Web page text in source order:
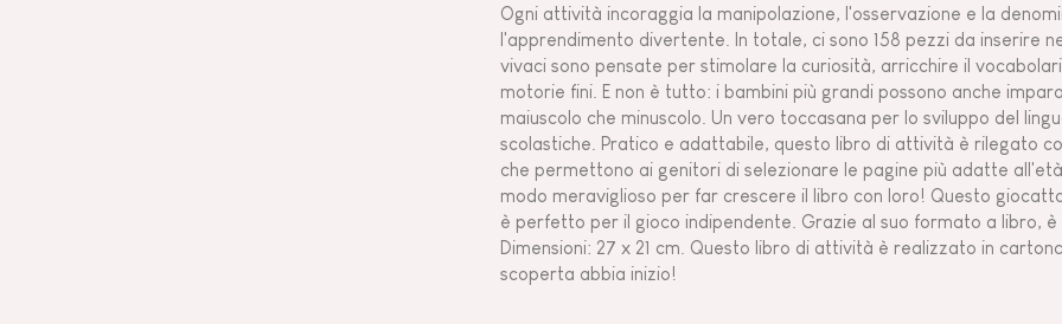
Ogni attività incoraggia la manipolazione, l'osservazione e la
l'apprendimento divertente. In totale, ci sono 158 pezzi da inserire
vivaci sono pensate per stimolare la curiosità, arricchire il
motorie fini. E non è tutto: i bambini più grandi possono anche
maiuscolo che minuscolo. Un vero toccasana per lo sviluppo del
scolastiche. Pratico e adattabile, questo libro di attività è rilegato
che permettono ai genitori di selezionare le pagine più adatte
modo meraviglioso per far crescere il libro con loro! Questo
è perfetto per il gioco indipendente. Grazie al suo formato a libro,
Dimensioni: 27 x 21 cm. Questo libro di attività è realizzato in
scoperta abbia inizio!